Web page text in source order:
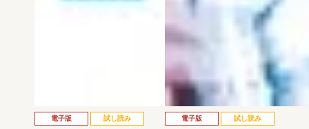
電子版 試し読み 電子版 試し読み